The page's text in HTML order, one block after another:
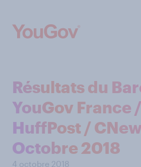
Résultats du
YouGov France
HuffPost /
Octobre 2018
4 octobre 2018